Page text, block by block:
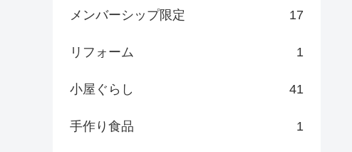
メンバーシップ限定 17
リフォーム 1
小屋ぐらし 41
手作り食品 1